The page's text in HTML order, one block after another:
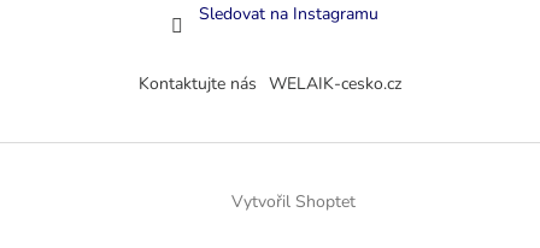
Sledovat na Instagramu
Kontaktujte nás WELAIK-cesko.cz
Vytvořil Shoptet